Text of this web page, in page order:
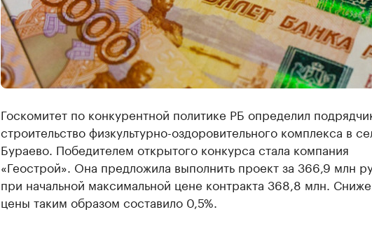
Госкомитет по конкурентной политике РБ определил
строительство физкультурно-оздоровительного комплекса в
Бураево. Победителем открытого конкурса стала компания
«Геострой». Она предложила выполнить проект за 366,9 млн
при начальной максимальной цене контракта 368,8 млн.
цены таким образом составило 0,5%.